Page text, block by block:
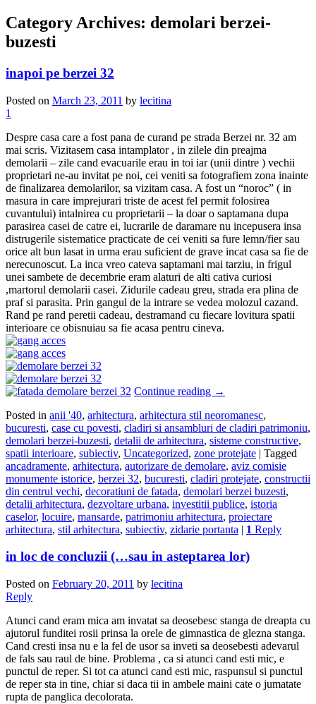
Category Archives: demolari berzei-
buzesti
inapoi pe berzei 32
Posted on March 23, 2011 by lecitina
1
Despre casa care a fost pana de curand pe strada Berzei nr. 32 am
mai scris. Vizitasem casa intamplator , in zilele din preajma
demolarii – zile cand evacuarile erau in toi iar (unii dintre ) vechii
proprietari ne-au invitat pe noi, cei veniti sa fotografiem zona inainte
de finalizarea demolarilor, sa vizitam casa. A fost un “noroc” ( in
masura in care imprejurari triste de acest fel permit folosirea
cuvantului) intalnirea cu proprietarii – la doar o saptamana dupa
parasirea casei de catre ei, lucrarile de daramare nu incepusera insa
distrugerile sistematice practicate de cei veniti sa fure lemn/fier sau
orice alt bun lasat in urma erau suficient de grave incat casa sa fie de
nerecunoscut. La inca vreo cateva saptamani mai tarziu, in frigul
unei sambete de decembrie eram alaturi de alti cativa curiosi
,martorul demolarii casei. Zidurile cadeau greu, strada era plina de
praf si parasita. Prin gangul de la intrare se vedea molozul cazand.
Rand pe rand peretii cadeau, destramand cu fiecare lovitura spatii
interioare ce obisnuiau sa fie acasa pentru cineva.
Continue reading →
Posted in anii '40, arhitectura, arhitectura stil neoromanesc,
bucuresti, case cu povesti, cladiri si ansambluri de cladiri patrimoniu,
demolari berzei-buzesti, detalii de arhitectura, sisteme constructive,
spatii interioare, subiectiv, Uncategorized, zone protejate | Tagged
ancadramente, arhitectura, autorizare de demolare, aviz comisie
monumente istorice, berzei 32, bucuresti, cladiri protejate, constructii
din centrul vechi, decoratiuni de fatada, demolari berzei buzesti,
detalii arhitectura, dezvoltare urbana, investitii publice, istoria
caselor, locuire, mansarde, patrimoniu arhitectura, proiectare
arhitectura, stil arhitectura, subiectiv, zidarie portanta | 1 Reply
in loc de concluzii (…sau in asteptarea lor)
Posted on February 20, 2011 by lecitina
Reply
Atunci cand eram mica am invatat sa deosebesc stanga de dreapta cu
ajutorul funditei rosii prinsa la orele de gimnastica de glezna stanga.
Cand cresti insa nu e la fel de usor sa inveti sa deosebesti adevarul
de fals sau raul de bine. Problema , ca si atunci cand esti mic, e
punctul de reper. Si tot ca atunci cand esti mic, raspunsul si punctul
de reper sta in tine, chiar si daca tii in ambele maini cate o jumatate
rupta de panglica decolorata.